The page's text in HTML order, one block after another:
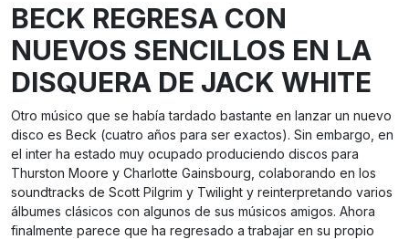
BECK REGRESA CON
NUEVOS SENCILLOS EN LA
DISQUERA DE JACK WHITE
Otro músico que se había tardado bastante en lanzar un nuevo
disco es Beck (cuatro años para ser exactos). Sin embargo, en
el inter ha estado muy ocupado produciendo discos para
Thurston Moore y Charlotte Gainsbourg, colaborando en los
soundtracks de Scott Pilgrim y Twilight y reinterpretando varios
álbumes clásicos con algunos de sus músicos amigos. Ahora
finalmente parece que ha regresado a trabajar en su propio